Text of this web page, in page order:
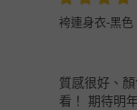
袴連身衣-黑色
質感很好、
看！ 期待明